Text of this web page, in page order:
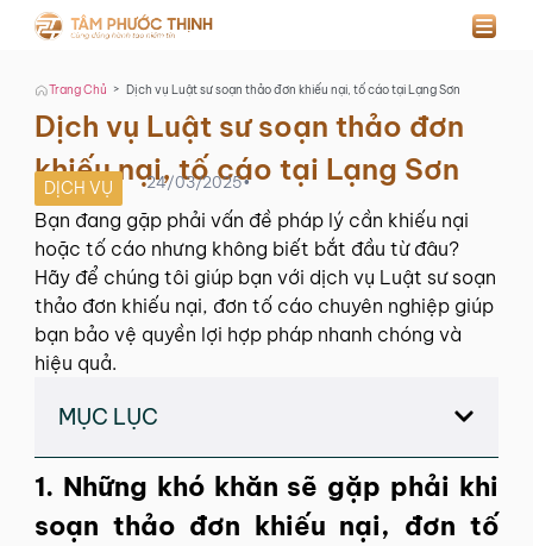
Trang Chủ > Dịch vụ Luật sư soạn thảo đơn khiếu nại, tố cáo tại Lạng Sơn
Dịch vụ Luật sư soạn thảo đơn
khiếu nại, tố cáo tại Lạng Sơn
DỊCH VỤ 24/03/2025•
Bạn đang gặp phải vấn đề pháp lý cần khiếu nại
hoặc tố cáo nhưng không biết bắt đầu từ đâu?
Hãy để chúng tôi giúp bạn với dịch vụ Luật sư soạn
thảo đơn khiếu nại, đơn tố cáo chuyên nghiệp giúp
bạn bảo vệ quyền lợi hợp pháp nhanh chóng và
hiệu quả.
MỤC LỤC
1. Những khó khăn sẽ gặp phải khi
soạn thảo đơn khiếu nại, đơn tố